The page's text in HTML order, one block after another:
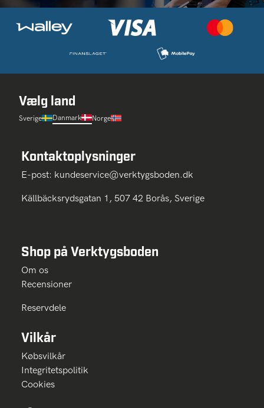
Vælg land
Sverige Danmark Norge
Kontaktoplysninger
E-post: kundeservice@verktygsboden.dk
Källbäcksrydsgatan 1, 507 42 Borås, Sverige
Shop på Verktygsboden
Om os
Recensioner
Reservdele
Vilkår
Købsvilkår
Integritetspolitik
Cookies